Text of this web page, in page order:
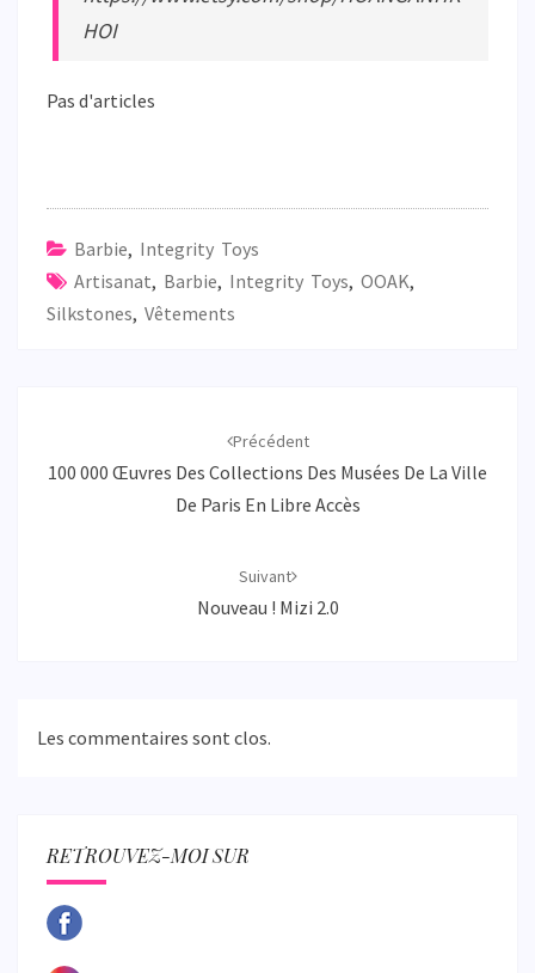
HOI
Pas d'articles
Barbie, Integrity Toys
Artisanat, Barbie, Integrity Toys, OOAK,
Silkstones, Vêtements
Précédent
100 000 Œuvres Des Collections Des Musées De La Ville
De Paris En Libre Accès
Suivant
Nouveau ! Mizi 2.0
Les commentaires sont clos.
RETROUVEZ-MOI SUR